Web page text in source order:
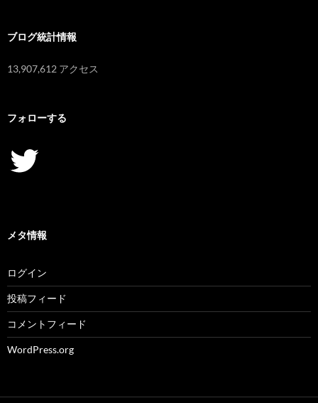
ブログ統計情報
13,907,612 アクセス
フォローする
Twitter
メタ情報
ログイン
投稿フィード
コメントフィード
WordPress.org